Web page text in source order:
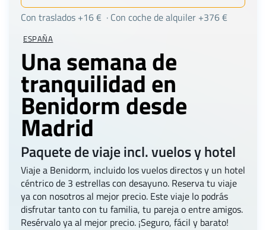
ESPAÑA
Una semana de
tranquilidad en
Benidorm desde
Madrid
Paquete de viaje incl. vuelos y hotel
Viaje a Benidorm, incluido los vuelos directos y un hotel
céntrico de 3 estrellas con desayuno. Reserva tu viaje
ya con nosotros al mejor precio. Este viaje lo podrás
disfrutar tanto con tu familia, tu pareja o entre amigos.
Resérvalo ya al mejor precio. ¡Seguro, fácil y barato!
Con traslados +16 € · Con coche de alquiler +376 €